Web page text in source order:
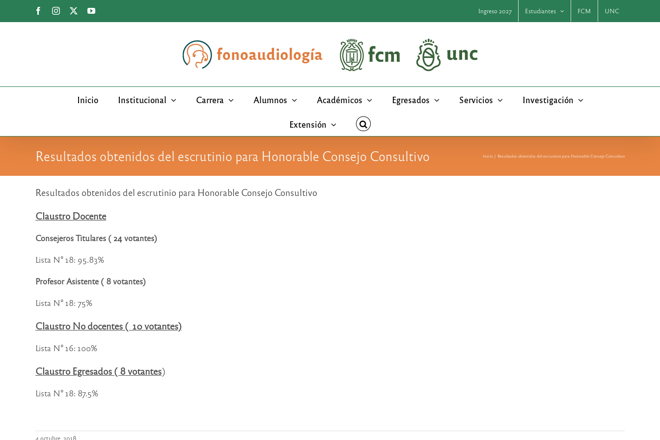
FacebookInstagram YouTube Ingreso 2027 Estudiantes FCM UNC
Inicio Institucional Carrera Alumnos Académicos Egresados Servicios Investigación
Extensión
Resultados obtenidos del escrutinio para Honorable Consejo Consultivo Inicio Resultados obtenidos del escrutinio para Honorable Consejo Consultivo
Resultados obtenidos del escrutinio para Honorable Consejo Consultivo
Claustro Docente
Consejeros Titulares ( 24 votantes)
Lista N° 18: 95.83%
Profesor Asistente ( 8 votantes)
Lista N° 18: 75%
Claustro No docentes ( 10 votantes)
Lista N° 16: 100%
Claustro Egresados ( 8 votantes)
Lista N° 18: 87.5%
4 octubre, 2018